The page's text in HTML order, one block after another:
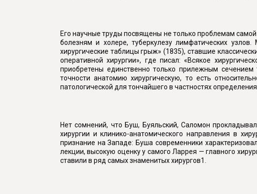
Его научные труды посвящены не только проблемам
болезням и холере, туберкулезу лимфатических
хирургические таблицы грыж» (1835), ставшие
оперативной хирургии», где писал: «Всякое
приобретены единственно только прилежным
точности анатомию хирургическую, то есть
патологической для тончайшего в частностях
Нет сомнений, что Буш, Буяльский, Саломон
хирургии и клинико-анатомического направления в
признание на Западе: Буша современники
лекции, высокую оценку у самого Ларрея — главного
ставили в ряд самых знаменитых хирургов1.